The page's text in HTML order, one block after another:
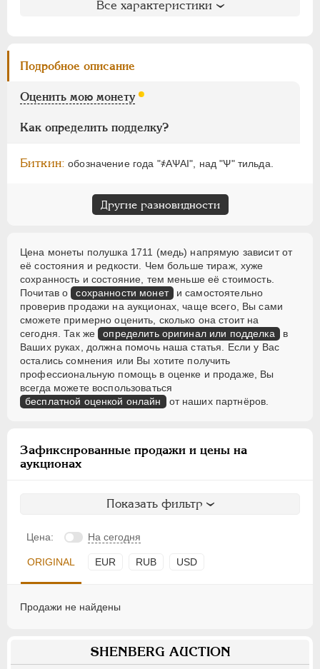
Дьяков: 236-10
ГМ: 64.17
Брекке
Все характеристики
Подробное описание
Оценить мою монету
Как определить подделку?
Биткин: обозначение года "҂АѰАI", над "Ѱ" тильда.
Другие разновидности
Цена монеты полушка 1711 (медь) напрямую зависит от
её состояния и редкости. Чем больше тираж, хуже
сохранность и состояние, тем меньше её стоимость.
Почитав о сохранности монет и самостоятельно
проверив продажи на аукционах, чаще всего, Вы сами
сможете примерно оценить, сколько она стоит на
сегодня. Так же определить оригинал или подделка в
Ваших руках, должна помочь наша статья. Если у Вас
остались сомнения или Вы хотите получить
профессиональную помощь в оценке и продаже, Вы
всегда можете воспользоваться
бесплатной оценкой онлайн от наших партнёров.
Зафиксированные продажи и цены на
аукционах
Показать фильтр
Цена: На сегодня
ORIGINAL EUR RUB USD
Продажи не найдены
SHENBERG AUCTION
АЛЕКСАНДР III
ВРЕМЕННОЕ ПРАВ. 1917-1918
ИНОСТРАННЫЕ
1768-1918